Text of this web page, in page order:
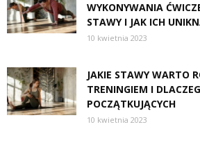
WYKONYWANIA
STAWY I JAK ICH
10 kwietnia 2023
JAKIE STAWY WARTO
TRENINGIEM I
POCZĄTKUJĄCYCH
10 kwietnia 2023